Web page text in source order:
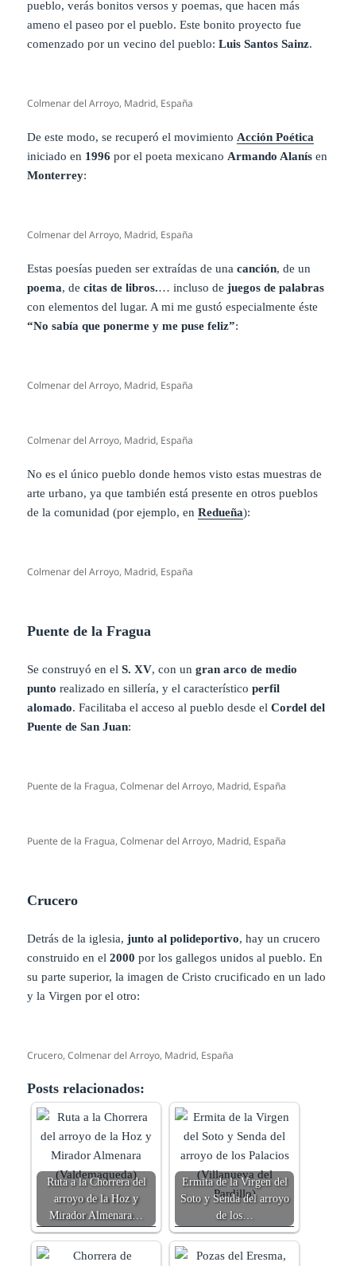
pueblo, verás bonitos versos y poemas, que hacen más
ameno el paseo por el pueblo. Este bonito proyecto fue
comenzado por un vecino del pueblo: Luis Santos Sainz.
Colmenar del Arroyo, Madrid, España
De este modo, se recuperó el movimiento Acción Poética
iniciado en 1996 por el poeta mexicano Armando Alanísen
Monterrey:
Colmenar del Arroyo, Madrid, España
Estas poesías pueden ser extraídas de unacanción, de un
poema, decitas de libros.… incluso dejuegos de palabras
con elementos del lugar. A mi me gustó especialmente éste
“No sabía que ponerme y me puse feliz”:
Colmenar del Arroyo, Madrid, España
Colmenar del Arroyo, Madrid, España
No es el único pueblo donde hemos visto estas muestras de
arte urbano, ya que también está presente en otros pueblos
de la comunidad (por ejemplo, enRedueña):
Colmenar del Arroyo, Madrid, España
Puente de la Fragua
Se construyó en elS. XV, con ungran arco de medio
punto realizado en sillería, y el característicoperfil
alomado. Facilitaba el acceso al pueblo desde elCordel del
Puente de San Juan:
Puente de la Fragua, Colmenar del Arroyo, Madrid, España
Puente de la Fragua, Colmenar del Arroyo, Madrid, España
Crucero
Detrás de la iglesia,junto al polideportivo, hay un crucero
construido en el2000 por los gallegos unidos al pueblo. En
su parte superior, la imagen de Cristo crucificado en un lado
y la Virgen por el otro:
Crucero, Colmenar del Arroyo, Madrid, España
Posts relacionados:
Ruta a la Chorrera del
arroyo de la Hoz y
Mirador Almenara…
Ermita de la Virgen del
Soto y Senda del arroyo
de los…